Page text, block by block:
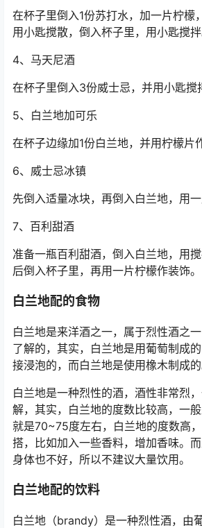
在杯子里倒入1份苏打水，加一片柠檬
用小匙搅散，倒入杯子里，用小匙搅拌
4、马天尼酒
在杯子里倒入3份威士忌，并用小匙搅
5、白兰地加可乐
在杯子边缘加1份白兰地，并用柠檬片
6、威士忌冰镇
先倒入适量冰块，再倒入白兰地，用一
7、百利甜酒
准备一瓶百利甜酒，倒入白兰地，用
后倒入杯子里，再用一片柠檬作装饰。
白兰地配的食物
白兰地是来洋酒之一，属于烈性酒之
了解的，其实，白兰地是用葡萄制成
接浸泡的，而白兰地是使用橡木制成的
白兰地是一种烈性的酒，酒性非常烈
解，其实，白兰地的度数比较高，一
就是70~75度左右，白兰地的度数高
搭，比如加入一些香料，增加香味。
身体也不好，所以不建议大量饮用。
白兰地配的饮料
白兰地（brandy）是一种烈性酒，由